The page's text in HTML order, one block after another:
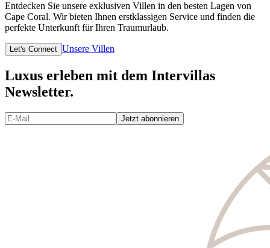
Entdecken Sie unsere exklusiven Villen in den besten Lagen von
Cape Coral. Wir bieten Ihnen erstklassigen Service und finden die
perfekte Unterkunft für Ihren Traumurlaub.
Let's Connect Unsere Villen
Luxus erleben mit dem Intervillas
Newsletter.
Jetzt abonnieren